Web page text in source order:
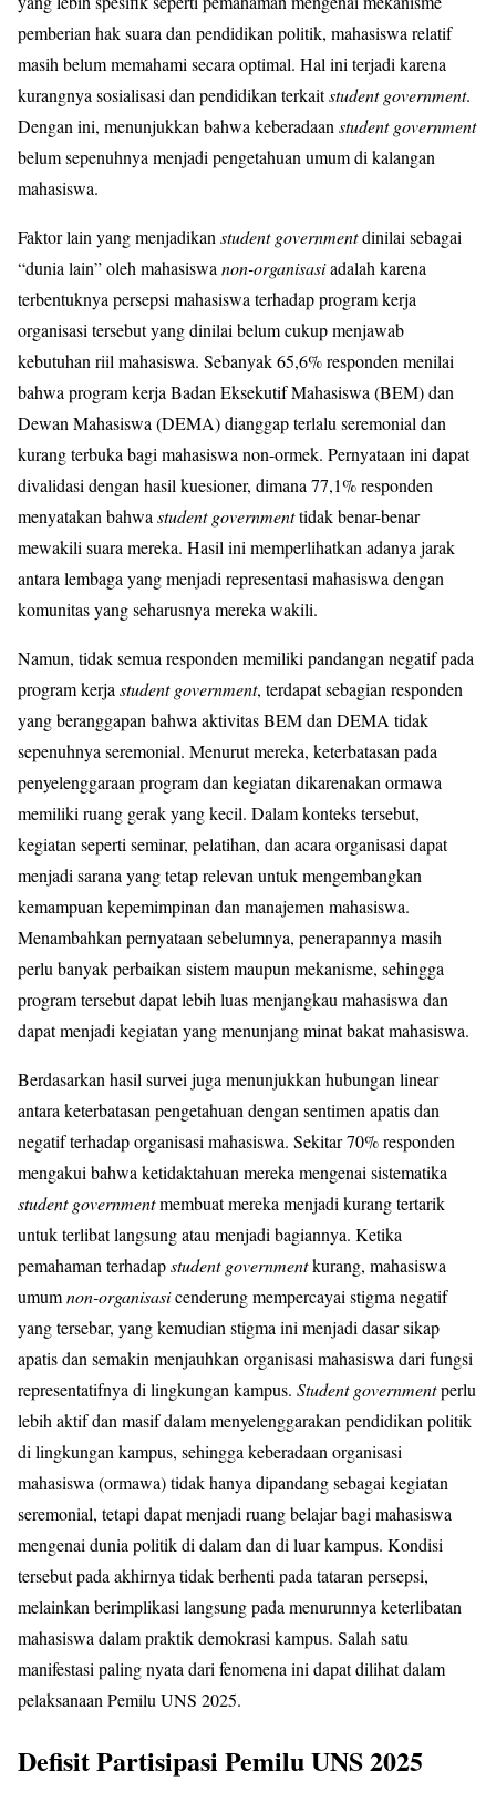
pemberian hak suara dan pendidikan politik, mahasiswa relatif
masih belum memahami secara optimal. Hal ini terjadi karena
kurangnya sosialisasi dan pendidikan terkaitstudent government.
Dengan ini, menunjukkan bahwa keberadaanstudent government
belum sepenuhnya menjadi pengetahuan umum di kalangan
mahasiswa.
Faktor lain yang menjadikanstudent governmentdinilai sebagai
“dunia lain” oleh mahasiswanon-organisasiadalah karena
terbentuknya persepsi mahasiswa terhadap program kerja
organisasi tersebut yang dinilai belum cukup menjawab
kebutuhan riil mahasiswa. Sebanyak 65,6% responden menilai
bahwa program kerja Badan Eksekutif Mahasiswa (BEM) dan
Dewan Mahasiswa (DEMA) dianggap terlalu seremonial dan
kurang terbuka bagi mahasiswa non-ormek. Pernyataan ini dapat
divalidasi dengan hasil kuesioner, dimana 77,1% responden
menyatakan bahwastudent governmenttidak benar-benar
mewakili suara mereka. Hasil ini memperlihatkan adanya jarak
antara lembaga yang menjadi representasi mahasiswa dengan
komunitas yang seharusnya mereka wakili.
Namun, tidak semua responden memiliki pandangan negatif pada
program kerjastudent government, terdapat sebagian responden
yang beranggapan bahwa aktivitas BEM dan DEMA tidak
sepenuhnya seremonial. Menurut mereka, keterbatasan pada
penyelenggaraan program dan kegiatan dikarenakan ormawa
memiliki ruang gerak yang kecil. Dalam konteks tersebut,
kegiatan seperti seminar, pelatihan, dan acara organisasi dapat
menjadi sarana yang tetap relevan untuk mengembangkan
kemampuan kepemimpinan dan manajemen mahasiswa.
Menambahkan pernyataan sebelumnya, penerapannya masih
perlu banyak perbaikan sistem maupun mekanisme, sehingga
program tersebut dapat lebih luas menjangkau mahasiswa dan
dapat menjadi kegiatan yang menunjang minat bakat mahasiswa.
Berdasarkan hasil survei juga menunjukkan hubungan linear
antara keterbatasan pengetahuan dengan sentimen apatis dan
negatif terhadap organisasi mahasiswa. Sekitar 70% responden
mengakui bahwa ketidaktahuan mereka mengenai sistematika
student governmentmembuat mereka menjadi kurang tertarik
untuk terlibat langsung atau menjadi bagiannya. Ketika
pemahaman terhadapstudent governmentkurang, mahasiswa
umumnon-organisasicenderung mempercayai stigma negatif
yang tersebar, yang kemudian stigma ini menjadi dasar sikap
apatis dan semakin menjauhkan organisasi mahasiswa dari fungsi
representatifnya di lingkungan kampus. Student governmentperlu
lebih aktif dan masif dalam menyelenggarakan pendidikan politik
di lingkungan kampus, sehingga keberadaan organisasi
mahasiswa (ormawa) tidak hanya dipandang sebagai kegiatan
seremonial, tetapi dapat menjadi ruang belajar bagi mahasiswa
mengenai dunia politik di dalam dan di luar kampus. Kondisi
tersebut pada akhirnya tidak berhenti pada tataran persepsi,
melainkan berimplikasi langsung pada menurunnya keterlibatan
mahasiswa dalam praktik demokrasi kampus. Salah satu
manifestasi paling nyata dari fenomena ini dapat dilihat dalam
pelaksanaan Pemilu UNS 2025.
Defisit Partisipasi Pemilu UNS 2025